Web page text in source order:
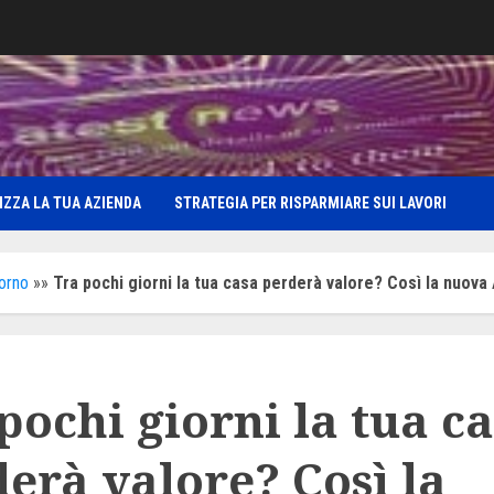
LA TUA AZIENDA STRATEGIA PER RISPARMIARE SUI LAVORI
»» Tra pochi giorni la tua casa perderà valore? Così la
giorni la tua
valore? Così la